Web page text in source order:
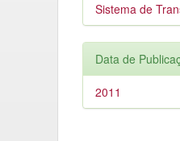
Sistema de
Data de
2011